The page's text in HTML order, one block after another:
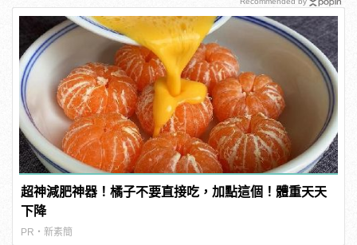
超神減肥神器！橘子不要直接吃，加點這個！體重天天
下降
PR・新素簡